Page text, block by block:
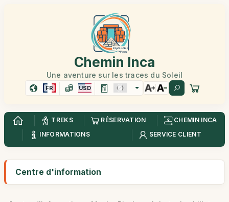
Chemin Inca
Une aventure sur les traces du Soleil
FR USD
TREKS RÉSERVATION
CHEMIN INCA
INFORMATIONS
SERVICE CLIENT
Centre d'information